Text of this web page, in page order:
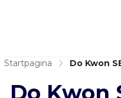
Startpagina Do Kwon
Do Kwon